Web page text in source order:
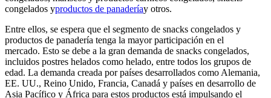
congelados yproductos de panaderíay otros.
Entre ellos, se espera que el segmento de snacks congelados y
productos de panadería tenga la mayor participación en el
mercado. Esto se debe a la gran demanda de snacks congelados,
incluidos postres helados como helado, entre todos los grupos de
edad. La demanda creada por países desarrollados como Alemania,
EE. UU., Reino Unido, Francia, Canadá y países en desarrollo de
Asia Pacífico y África para estos productos está impulsando el